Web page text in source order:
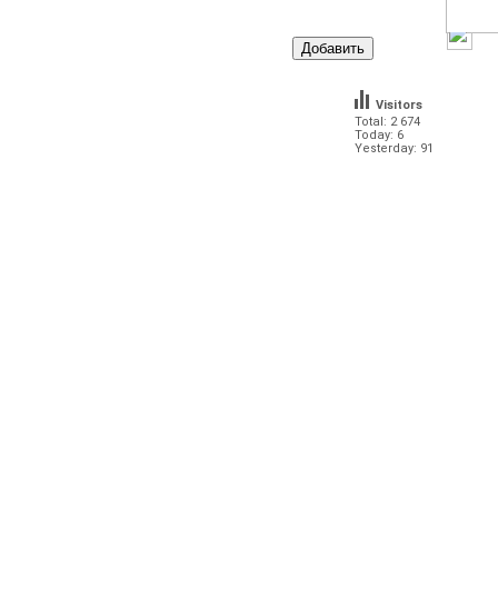
Total: 2 674
Today: 6
Yesterday: 91
Visitors